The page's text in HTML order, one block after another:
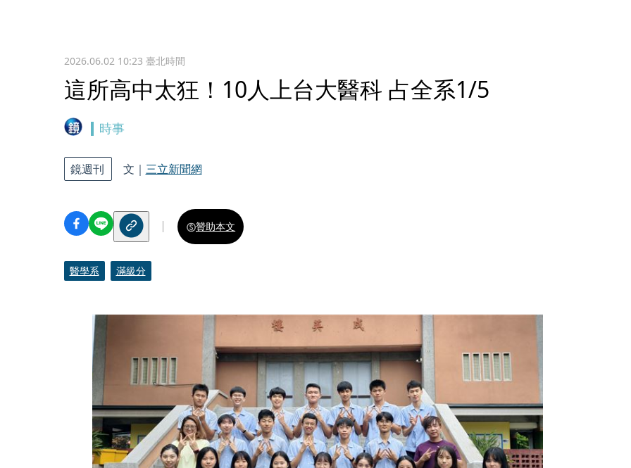
2026.06.02 10:23 臺北時間
這所高中太狂！10人上台大醫科 占全系1/5
時事
鏡週刊 文｜ 三立新聞網
贊助本文
醫學系 滿級分